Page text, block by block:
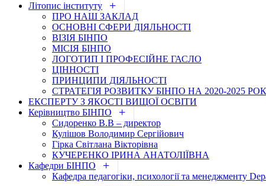
Літопис інституту
ПРО НАШ ЗАКЛАД
ОСНОВНІ СФЕРИ ДІЯЛЬНОСТІ
ВІЗІЯ БІНПО
МІСІЯ БІНПО
ЛОГОТИП І ПРОФЕСІЙНЕ ГАСЛО
ЦІННОСТІ
ПРИНЦИПИ ДІЯЛЬНОСТІ
СТРАТЕГІЯ РОЗВИТКУ БІНПО НА 2020-2025
ЕКСПЕРТУ З ЯКОСТІ ВИЩОЇ ОСВІТИ
Керівництво БІНПО
Сидоренко В.В – директор
Кулішов Володимир Сергійович
Гірка Світлана Вікторівна
КУЧЕРЕНКО ІРИНА АНАТОЛІЇВНА
Кафедри БІНПО
Кафедра педагогіки, психології та менеджменту